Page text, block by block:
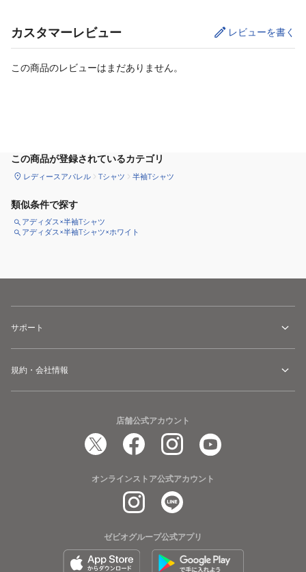
カスタマーレビュー レビューを書く
この商品のレビューはまだありません。
この商品が登録されているカテゴリ
レディースアパレル Tシャツ 半袖Tシャツ
類似条件で探す
アディダス×半袖Tシャツ
アディダス×半袖Tシャツ×ホワイト
サポート
規約・会社情報
店舗公式アカウント
オンラインストア公式アカウント
ゼビオグループ公式アプリ